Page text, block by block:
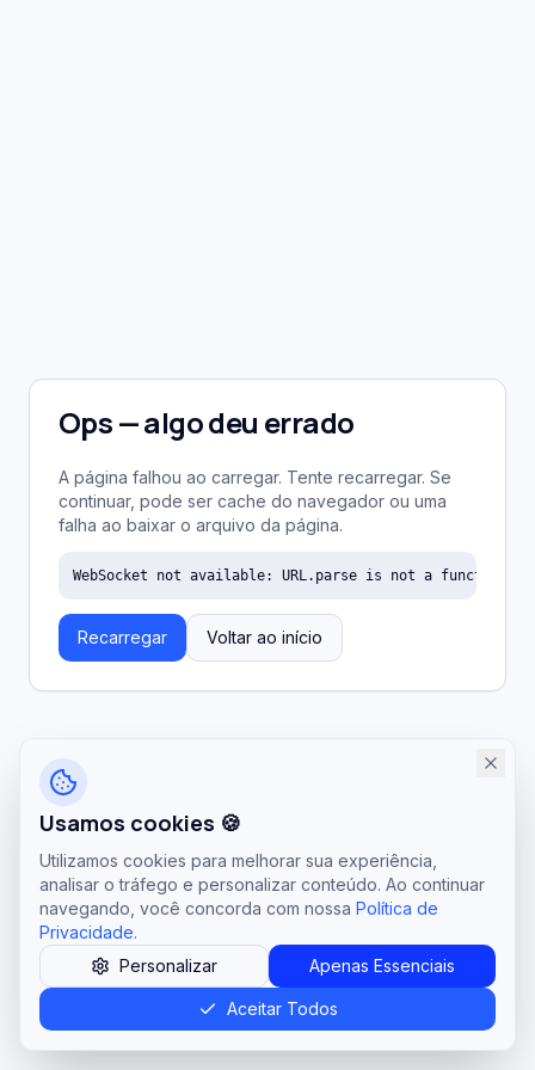
Ops — algo deu errado
A página falhou ao carregar. Tente recarregar. Se
continuar, pode ser cache do navegador ou uma
falha ao baixar o arquivo da página.
WebSocket not available: URL.parse is not a function
Recarregar Voltar ao início
Usamos cookies 🍪
Utilizamos cookies para melhorar sua experiência,
analisar o tráfego e personalizar conteúdo. Ao continuar
navegando, você concorda com nossa Política de
Privacidade.
Personalizar
Apenas Essenciais
Aceitar Todos